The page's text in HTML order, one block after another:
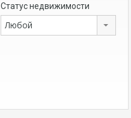
Статус недвижимости
Любой